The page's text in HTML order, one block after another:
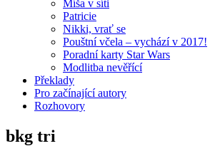
Míša v síti
Patricie
Nikki, vrať se
Pouštní včela – vychází v 2017!
Poradní karty Star Wars
Modlitba nevěřící
Překlady
Pro začínající autory
Rozhovory
bkg tri